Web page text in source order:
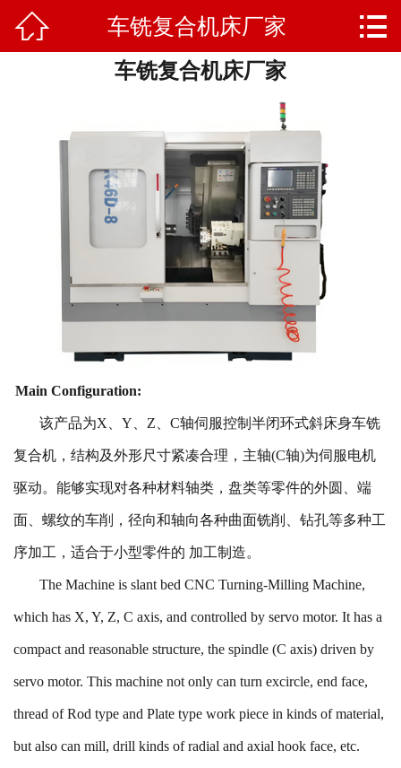
 网站首页
产品中心
新闻资讯
售后反馈
联系我们
关于我们
 车铣复合机床厂家 
车铣复合机床厂家
Main Configuration:
该产品为X Y Z C轴伺服控制半闭环式斜床身车铣
复合机，结构及外形尺寸紧凑合理，主轴(C轴)为伺服电机
驱动。能够实现对各种材料轴类，盘类等零件的外圆、端
面、螺纹的车削，径向和轴向各种曲面铣削、钻孔等多种工
序加工，适合于小型零件的 加工制造。
The Machine is slant bed CNC Turning-Milling Machine,
which has X, Y, Z, C axis, and controlled by servo motor. It has a
compact and reasonable structure, the spindle (C axis) driven by
servo motor. This machine not only can turn excircle, end face,
thread of Rod type and Plate type work piece in kinds of material,
but also can mill, drill kinds of radial and axial hook face, etc.